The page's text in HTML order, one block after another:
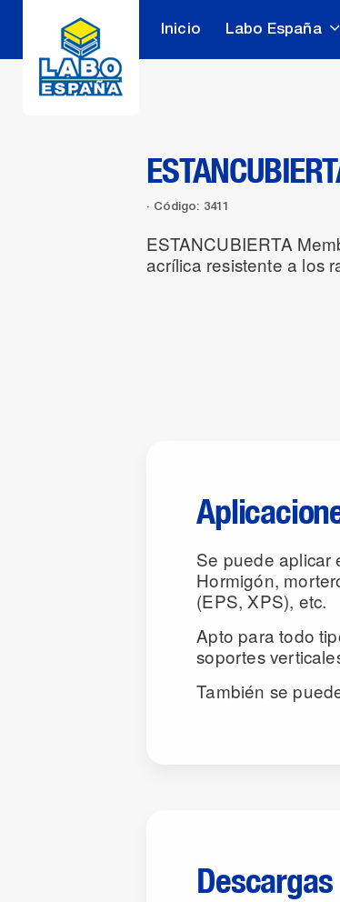
Inicio Labo España
Código: 3411
ESTANCUBIERTA
acrílica resistente a los
Se puede aplicar
Hormigón,
(EPS, XPS), etc.
Apto para todo
soportes
También se
Descargas